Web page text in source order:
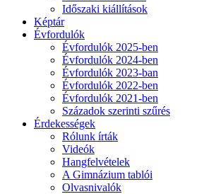
Időszaki kiállítások
Képtár
Évfordulók
Évfordulók 2025-ben
Évfordulók 2024-ben
Évfordulók 2023-ban
Évfordulók 2022-ben
Évfordulók 2021-ben
Századok szerinti szűrés
Érdekességek
Rólunk írták
Videók
Hangfelvételek
A Gimnázium tablói
Olvasnivalók